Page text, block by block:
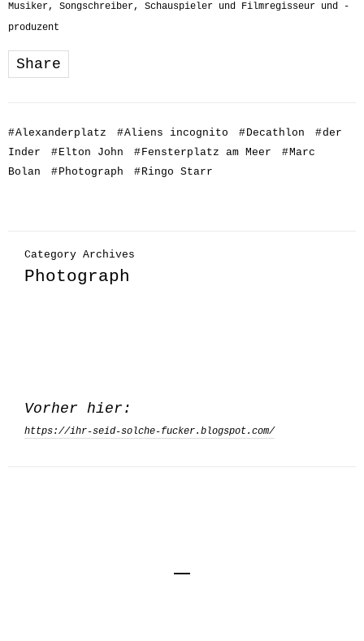
Musiker, Songschreiber, Schauspieler und Filmregisseur und -
produzent
Share
#Alexanderplatz #Aliens incognito #Decathlon #der
Inder
#Elton John #Fensterplatz am Meer #Marc
Bolan
#Photograph #Ringo Starr
Category Archives
Photograph
Vorher hier:
https://ihr-seid-solche-fucker.blogspot.com/